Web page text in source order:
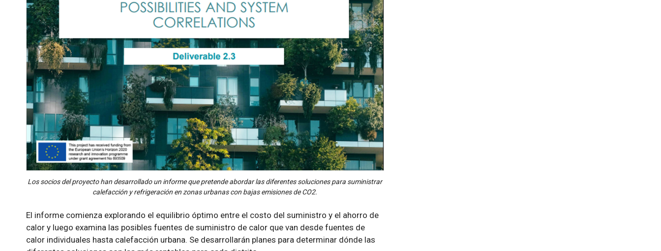
Los socios del proyecto han desarrollado un informe que pretende abordar las diferentes soluciones para suministrar
calefacción y refrigeración en zonas urbanas con bajas emisiones de CO2.
El informe comienza explorando el equilibrio óptimo entre el costo del suministro y el ahorro de
calor y luego examina las posibles fuentes de suministro de calor que van desde fuentes de
calor individuales hasta calefacción urbana. Se desarrollarán planes para determinar dónde las